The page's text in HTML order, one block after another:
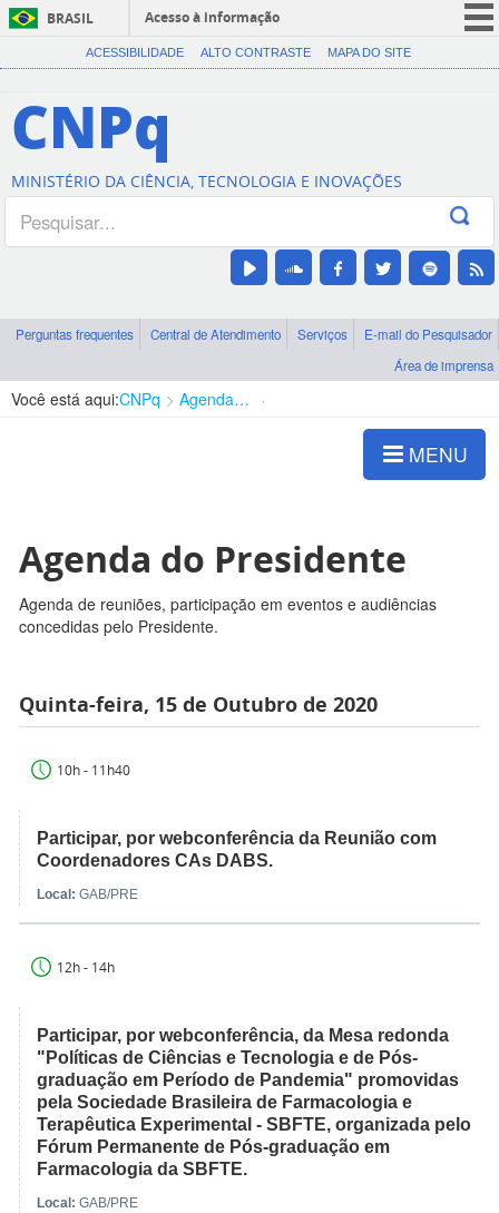
BRASIL
Acesso à informação
CORONAVÍRUS (COVID-19)
Canais
ACESSIBILIDADE ALTO CONTRASTE MAPA DO SITE
CNPq
MINISTÉRIO DA CIÊNCIA, TECNOLOGIA E INOVAÇÕES
Perguntas frequentes Central de Atendimento Serviços
E-mail do Pesquisador
Área de imprensa
Você está aqui:CNPq Agenda de autoridades
MENU
Agenda do Presidente
Agenda de reuniões, participação em eventos e audiências
concedidas pelo Presidente.
Quinta-feira, 15 de Outubro de 2020
10h - 11h40
Participar, por webconferência da Reunião com
Coordenadores CAs DABS.
Local: GAB/PRE
12h - 14h
Participar, por webconferência, da Mesa redonda
"Políticas de Ciências e Tecnologia e de Pós-
graduação em Período de Pandemia" promovidas
pela Sociedade Brasileira de Farmacologia e
Terapêutica Experimental - SBFTE, organizada pelo
Fórum Permanente de Pós-graduação em
Farmacologia da SBFTE.
Local: GAB/PRE